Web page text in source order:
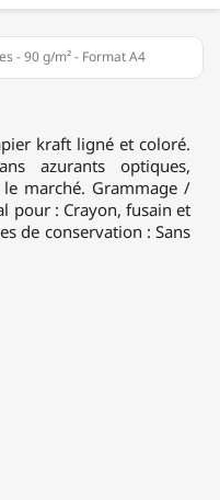
- 90 g/m² - Format A4
kraft ligné et coloré.
azurants optiques,
marché. Grammage /
pour : Crayon, fusain et
de conservation : Sans